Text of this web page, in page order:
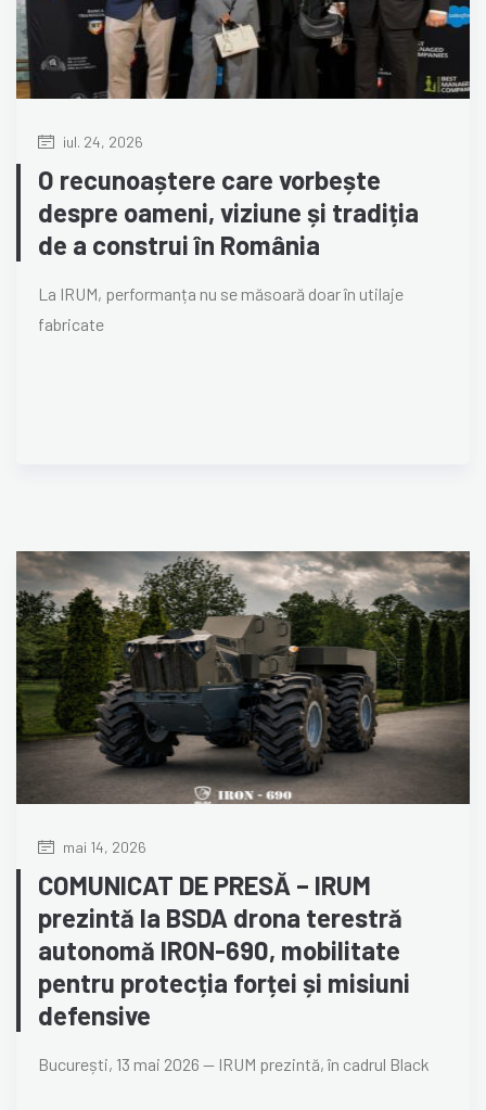
iul. 24, 2026
O recunoaștere care vorbește
despre oameni, viziune și tradiția
de a construi în România
La IRUM, performanța nu se măsoară doar în utilaje
fabricate
mai 14, 2026
COMUNICAT DE PRESĂ – IRUM
prezintă la BSDA drona terestră
autonomă IRON-690, mobilitate
pentru protecția forței și misiuni
defensive
București, 13 mai 2026 — IRUM prezintă, în cadrul Black